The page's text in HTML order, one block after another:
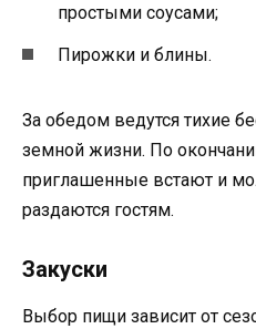
простыми соусами;
Пирожки и блины.
За обедом ведутся тихие
земной жизни. По
приглашенные встают и
раздаются гостям.
Закуски
Выбор пищи зависит от